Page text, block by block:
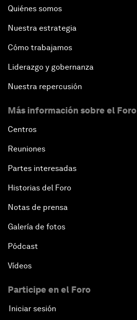
Quiénes somos
Nuestra estrategia
Cómo trabajamos
Liderazgo y gobernanza
Nuestra repercusión
Más información sobre el Foro
Centros
Reuniones
Partes interesadas
Historias del Foro
Notas de prensa
Galería de fotos
Pódcast
Vídeos
Participe en el Foro
Iniciar sesión